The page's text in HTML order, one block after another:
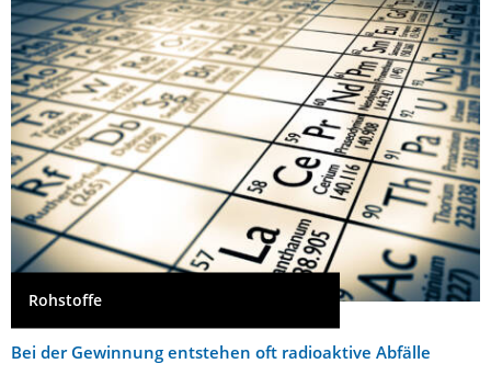
Rohstoffe
Bei der Gewinnung entstehen oft radioaktive Abfälle